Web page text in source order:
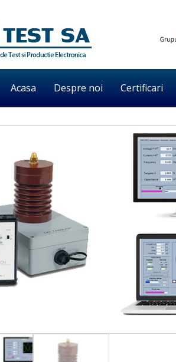
Acasa Despre noi Certificari